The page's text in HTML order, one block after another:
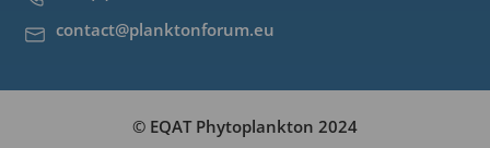
contact@planktonforum.eu
© EQAT Phytoplankton 2024